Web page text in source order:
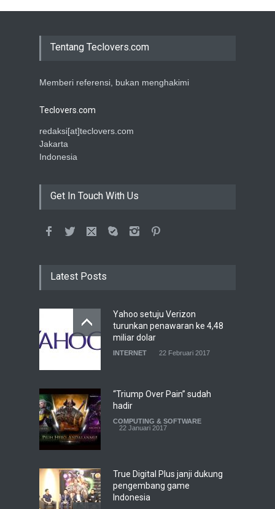
Tentang Teclovers.com
Memberi referensi, bukan menghakimi
Teclovers.com
redaksi[at]teclovers.com
Jakarta
Indonesia
Get In Touch With Us
Latest Posts
Yahoo setuju Verizon
turunkan penawaran ke 4,48
miliar dolar
INTERNET 22 Februari 2017
“Triump Over Pain” sudah
hadir
COMPUTING & SOFTWARE
22 Januari 2017
True Digital Plus janji dukung
pengembang game
Indonesia